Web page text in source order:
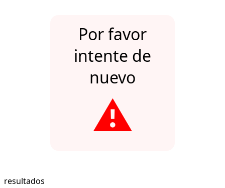
Por favor
intente de
nuevo
⚠️
resultados